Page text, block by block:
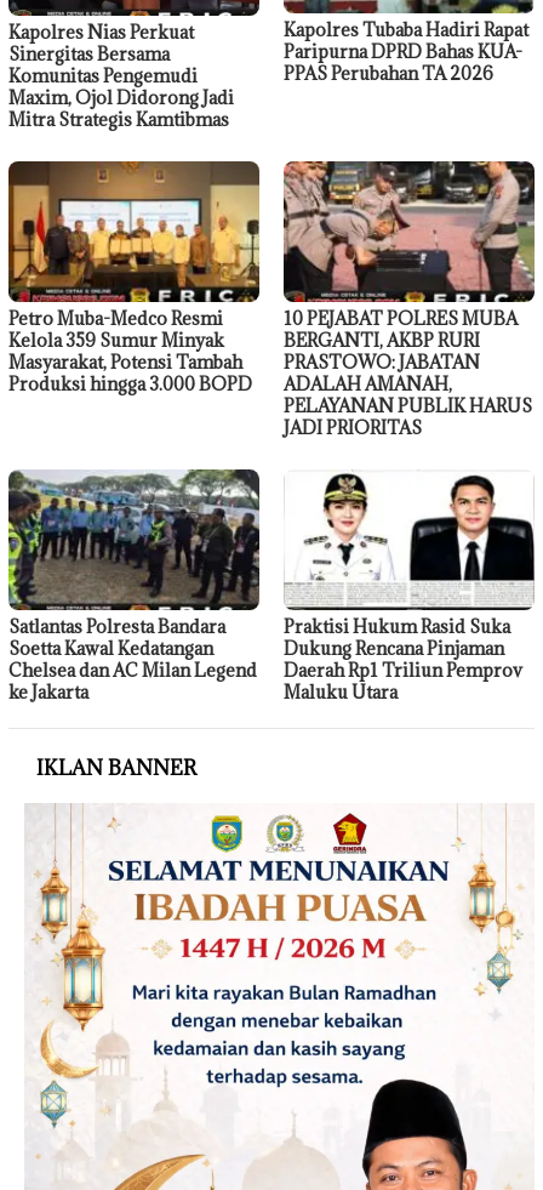
Kapolres Nias Perkuat
Sinergitas Bersama
Komunitas Pengemudi
Maxim, Ojol Didorong Jadi
Mitra Strategis Kamtibmas
Kapolres Tubaba Hadiri Rapat
Paripurna DPRD Bahas KUA-
PPAS Perubahan TA 2026
Petro Muba-Medco Resmi
Kelola 359 Sumur Minyak
Masyarakat, Potensi Tambah
Produksi hingga 3.000 BOPD
10 PEJABAT POLRES MUBA
BERGANTI, AKBP RURI
PRASTOWO: JABATAN
ADALAH AMANAH,
PELAYANAN PUBLIK HARUS
JADI PRIORITAS
Satlantas Polresta Bandara
Soetta Kawal Kedatangan
Chelsea dan AC Milan Legend
ke Jakarta
Praktisi Hukum Rasid Suka
Dukung Rencana Pinjaman
Daerah Rp1 Triliun Pemprov
Maluku Utara
IKLAN BANNER